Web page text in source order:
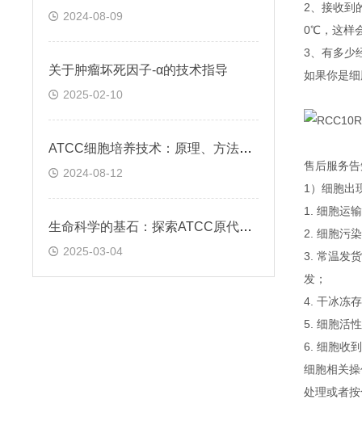
2024-08-09
关于​肿瘤坏死因子-α的技术指导
2025-02-10
ATCC细胞培养技术：原理、方法与应用实践
2024-08-12
生命科学的基石：探索ATCC原代细胞的魅力
2025-03-04
2、接收到
0℃，这样
3、有多少
如果你是
售后服务
1）细胞出
1. 细胞运
2. 细胞污
3. 常温发
发；
4. 干冰冻
5. 细胞活
6. 细胞收
细胞相关
处理或者